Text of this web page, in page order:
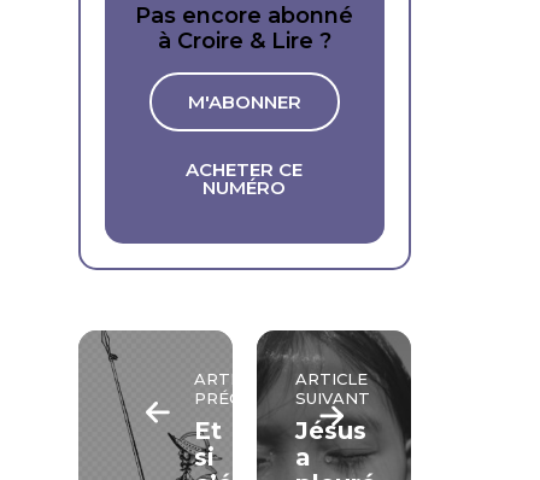
Pas encore abonné
à Croire & Lire ?
M'ABONNER
ACHETER CE
NUMÉRO
ARTICLE
PRÉCÉDENT
Et
si
ARTICLE
SUIVANT
Jésus
a